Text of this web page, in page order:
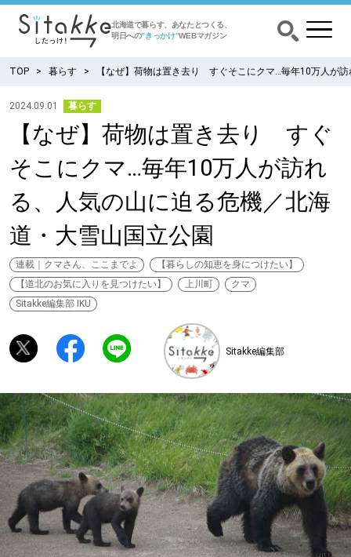
北海道で暮らす、あなたとつくる、
明日への”きっかけ”WEBマガジン
CATEGORY カテゴリー
食べる
出かける
暮らす
みがく
育む
深める
ゆるむ
SitakkeTV
LOCAL ローカルエリア
TOP 暮らす 【なぜ】荷物は置き去り すぐそこにクマ…毎年10万人が
2024.09.01 暮らす
【なぜ】荷物は置き去り すぐ
そこにクマ…毎年10万人が訪れ
る、人気の山に迫る危機／北海
道・大雪山国立公園
連載｜クマさん、ここまでよ
【暮らしの知恵を身につけたい】
【道北のお気に入りを見つけたい】
上川町
クマ
Sitakke編集部 IKU
Sitakke編集部